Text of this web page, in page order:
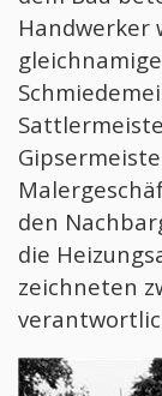
Handwerker
den
die
zeichneten